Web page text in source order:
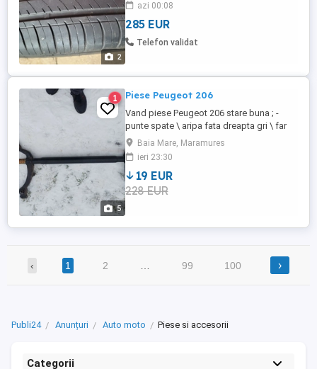
2
azi 00:08
285 EUR
Telefon validat
5
1 Piese Peugeot 206
Vand piese Peugeot 206 stare buna ; -
punte spate \ aripa fata dreapta gri \ far
fata stanga \ stop spate stanga \ BSM \
motoras pas cu pas \ senzor volanta \
radio cd original \ 8 capace roti originale
Peugeot pe 14" \ rulment rota fata \
cilindru frana spate \ radiator ...
Baia Mare, Maramures
ieri 23:30
19 EUR
228 EUR
‹ 1 2 99 100 ›
Publi24 Anunțuri Auto moto Piese si accesorii
Categorii